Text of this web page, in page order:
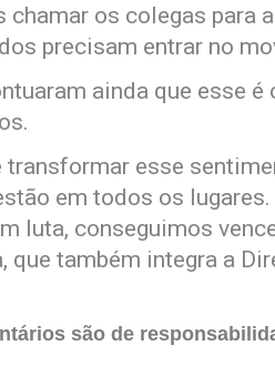
chamar os colegas para
precisam entrar no
ainda que esse
transformar esse
em todos os
luta, conseguimos
que também integra a
são de